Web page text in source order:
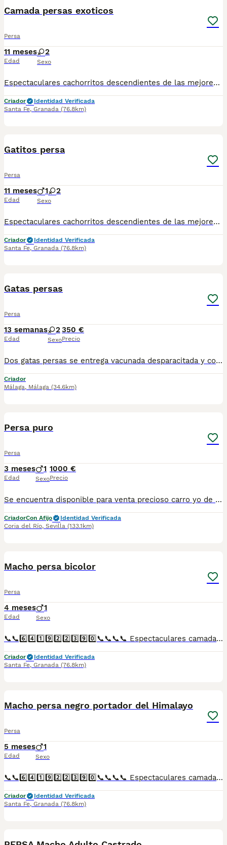
Camada persas exoticos
Persa
11 meses
Edad
2
Sexo
Espectaculares cachorritos descendientes de las mejores líneas de sangre. Las camadas están bajo supervisión veterinaria desde su nacimiento hasta que son entregadas a su nueva familia. Criados por un equipo de profesionales y mejores personas que, con años de experiencia a sus espaldas, cuidan a los animales por vocación, aplicando una cría ética y responsable para que cada cachorro se desarrolle con la mejor salud y con un buen temperamento. Todos los cachorritos se entregan con unos dos meses y medio de edad y sus vacunas correspondientes, desparasitados interna y externamente, con certificado de salud, y garantía tanto por enfermedad vírica como congénito genética. Posibilidad de entregar en toda España mediante transporte propio habilitado para perros y con chofer privado. Los precios pueden variar según las características y morfología de cada cachorro. Puedes contactar en el 696 09 34 48
Criador
Identidad Verificada
Santa Fe, Granada (76.8km)
Gatitos persa
Persa
11 meses
Edad
1 2
Sexo
Espectaculares cachorritos descendientes de las mejores líneas de sangre. Disponibles machos y hembras Las camadas están bajo supervisión veterinaria desde su nacimiento hasta que son entregadas a su nueva familia. Criados por un equipo de profesionales y mejores personas que, con años de experiencia a sus espaldas, cuidan a los animales por vocación, aplicando una cría ética y responsable para que cada cachorro se desarrolle con la mejor salud y con un buen temperamento. Todos los cachorritos se entregan con unos dos meses y medio de edad y sus vacunas correspondientes, desparasitados interna y externamente, con certificado de salud, y garantía tanto por enfermedad vírica como congénito genética. Posibilidad de entregar en toda España mediante transporte propio habilitado para perros y con chofer privado. Los precios pueden variar según las características y morfología de cada cachorro. Puedes contactar en el 696 09 34 48
Criador
Identidad Verificada
Santa Fe, Granada (76.8km)
Gatas persas
Persa
13 semanas
Edad
2
Sexo
350 €
Precio
Dos gatas persas se entrega vacunada desparacitada y con cartilla, se recojen en Sevilla. Listas para recojer. Para mas información por wasap al 610704512. La gris 350 la blanca 375
Criador
Málaga, Málaga (34.6km)
Persa puro
Persa
3 meses
Edad
1
Sexo
1000 €
Precio
Se encuentra disponible para venta precioso carro yo de tres meses de edad de Persa Puro de color blanco. Se entrega para compañía con sus vacunas al día, microchip, desparasitado y castrado. Criadora autorizada por la Junta de Andalucía con núcleo zoológico.
CriadorCon Afijo
Identidad Verificada
Coria del Río, Sevilla (133.1km)
Macho persa bicolor
Persa
4 meses
Edad
1
Sexo
📞📞6️⃣4️⃣1️⃣9️⃣2️⃣2️⃣3️⃣9️⃣0️⃣📞📞📞📞 Espectaculares camadas de gatitos de presa bicolor nacionales descendientes de las mejores líneas de sangre. Disponibles tanto hembras como machos. Las camadas están bajo supervisión veterinaria desde su nacimiento hasta que son entregadas a su nueva familia. Criados por un equipo de profesionales y mejores personas que, con más de 20 años de experiencia , cuidan a los animales por vocación, aplicando una cría ética y responsable para que cada cachorro se desarrolle con la mejor salud y con un buen temperamento. Todos los cachorritos se entregan con unos dos meses y medio de edad y sus vacunas correspondientes, desparasitados interna y externamente, con certificado de salud, y garantía tanto por enfermedad vírica como congénito genética. Posibilidad de entregar en toda España mediante transporte propio preparado para animales y con chofer privado. Los precios pueden variar según las características y morfología de cada cachorro. Añádenos al whats app o llámanos, y encantados atenderemos todas tus dudas y consultas. Teléfono / Whats app: 641 92 23 90
Criador
Identidad Verificada
Santa Fe, Granada (76.8km)
Macho persa negro portador del Himalayo
Persa
5 meses
Edad
1
Sexo
📞📞6️⃣4️⃣1️⃣9️⃣2️⃣2️⃣3️⃣9️⃣0️⃣📞📞📞📞 Espectaculares camadas de gatitos de persa negro portados del himalayo nacionales descendientes de las mejores líneas de sangre. Disponibles tanto hembras como machos. Las camadas están bajo supervisión veterinaria desde su nacimiento hasta que son entregadas a su nueva familia. Criados por un equipo de profesionales y mejores personas que, con más de 20 años de experiencia , cuidan a los animales por vocación, aplicando una cría ética y responsable para que cada cachorro se desarrolle con la mejor salud y con un buen temperamento. Todos los cachorritos se entregan con unos dos meses y medio de edad y sus vacunas correspondientes, desparasitados interna y externamente, con certificado de salud, y garantía tanto por enfermedad vírica como congénito genética. Posibilidad de entregar en toda España mediante transporte propio preparado para animales y con chofer privado. Los precios pueden variar según las características y morfología de cada cachorro. Añádenos al whats app o llámanos, y encantados atenderemos todas tus dudas y consultas. Teléfono / Whats app: 641 92 23 90
Criador
Identidad Verificada
Santa Fe, Granada (76.8km)